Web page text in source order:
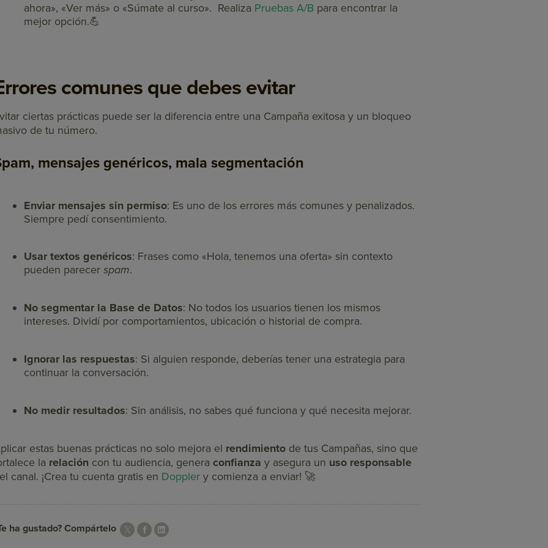
ahora», «Ver más» o «Súmate al curso». Realiza Pruebas A/B para encontrar la
mejor opción.💪
comunes que debes evitar
ciertas prácticas puede ser la diferencia entre una Campaña exitosa y un bloqueo
de tu número.
mensajes genéricos, mala segmentación
Enviar mensajes sin permiso: Es uno de los errores más comunes y penalizados.
Siempre pedí consentimiento.
Usar textos genéricos: Frases como «Hola, tenemos una oferta» sin contexto
pueden parecer spam.
No segmentar la Base de Datos: No todos los usuarios tienen los mismos
intereses. Dividí por comportamientos, ubicación o historial de compra.
Ignorar las respuestas: Si alguien responde, deberías tener una estrategia para
continuar la conversación.
No medir resultados: Sin análisis, no sabes qué funciona y qué necesita mejorar.
estas buenas prácticas no solo mejora el rendimiento de tus Campañas, sino que
la relación con tu audiencia, genera confianza y asegura un uso responsable
canal. ¡Crea tu cuenta gratis en Doppler y comienza a enviar! 🚀
ha gustado? Compártelo